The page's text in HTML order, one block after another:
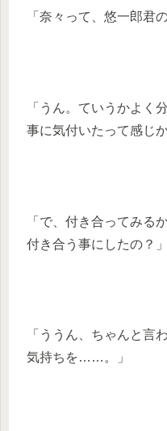
「奈々って、悠一郎君
「うん。ていうかよく
事に気付いたって感じか
「で、付き合ってみる
付き合う事にしたの？」
「ううん、ちゃんと
気持ちを……。」